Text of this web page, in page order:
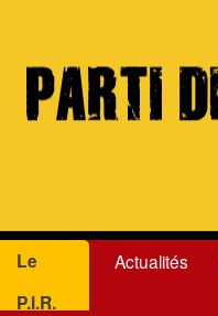
Aller
au
Le
P.I.R.
Actualités